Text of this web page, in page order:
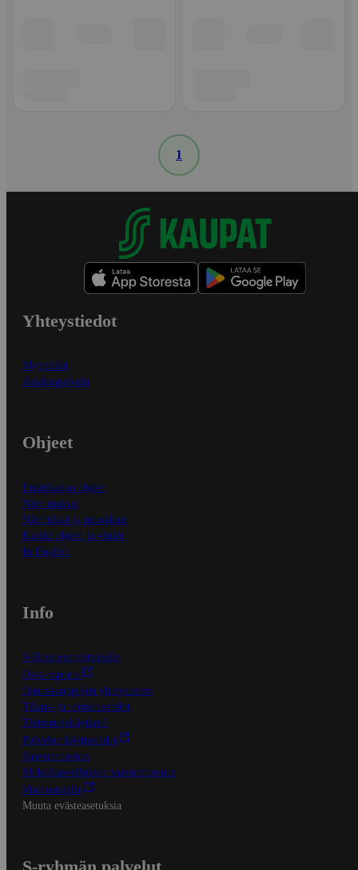
1
Yhteystiedot
Myymälät
Asiakaspalvelu
Ohjeet
Ensitilaajan ohjeet
Näin maksat
Näin tilaat ja muokkaat
Kaikki ohjeet ja vinkit
In English
Info
S-Business yrityksille
Oiva-raportit
Osuuskauppojen yhteystiedot
Tilaus- ja toimitusehdot
Tietosuojakäytäntö
Palvelun käyttöehdot
Saavutettavuus
Mobiilisovelluksen saavutettavuus
Mainostajalle
Muuta evästeasetuksia